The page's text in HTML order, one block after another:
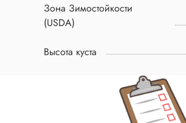
Зона Зимостойкости
(USDA)
Высота куста